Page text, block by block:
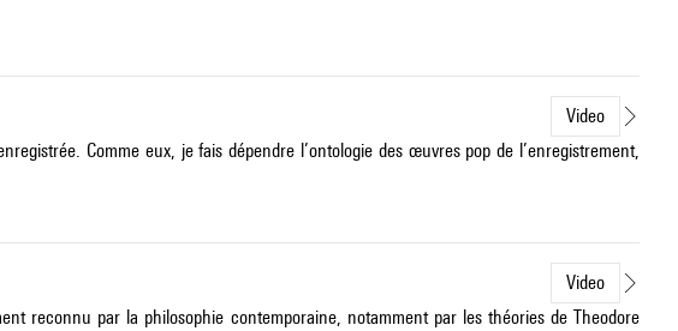
Video
Comme eux, je fais dépendre l’ontologie des œuvres pop de l’enregistrement,
Video
reconnu par la philosophie contemporaine, notamment par les théories de Theodore